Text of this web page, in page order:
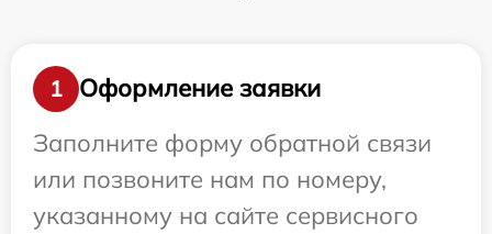
1
Оформление заявки
Заполните форму обратной связи
или позвоните нам по номеру,
указанному на сайте сервисного